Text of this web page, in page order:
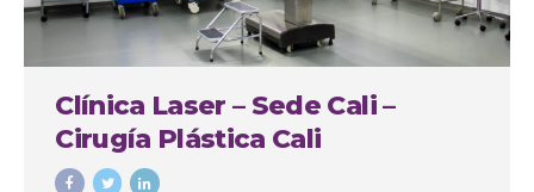
Clínica Laser – Sede Cali –
Cirugía Plástica Cali